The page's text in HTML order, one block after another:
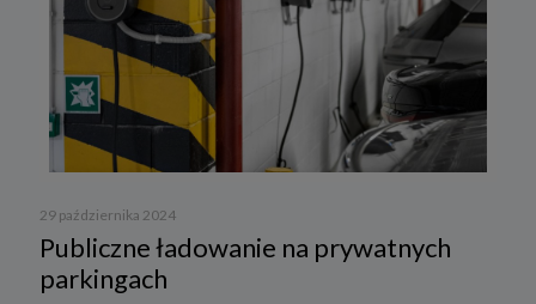
29 października 2024
Publiczne ładowanie na prywatnych
parkingach